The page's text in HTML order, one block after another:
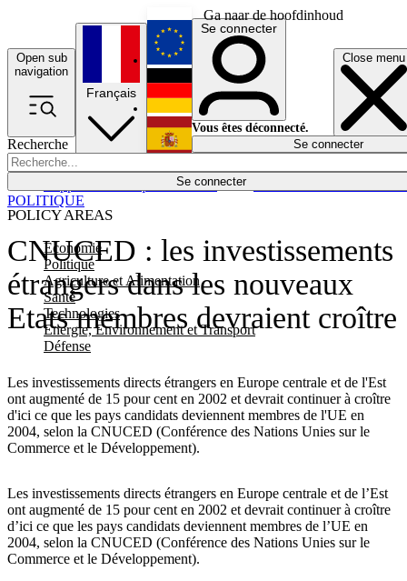
Ga naar de hoofdinhoud
Open sub
navigation
Close menu
Recherche
Se connecter
POLICY AREAS
Economie
Politique
Agriculture et Alimentation
Santé
Technologies
Energie, Environnement et Transport
Défense
Économie
Français
English
Deutsch
Español
Se connecter
Vous êtes déconnecté.
Se connecter
CNUCED : les investissements
étrangers dans les nouveaux
Etats membres devraient croître
Les investissements directs étrangers en Europe centrale et de l'Est
ont augmenté de 15 pour cent en 2002 et devrait continuer à croître
d'ici ce que les pays candidats deviennent membres de l'UE en
2004, selon la CNUCED (Conférence des Nations Unies sur le
Commerce et le Développement).
POLITIQUE
Les investissements directs étrangers en Europe centrale et de l’Est
ont augmenté de 15 pour cent en 2002 et devrait continuer à croître
d’ici ce que les pays candidats deviennent membres de l’UE en
2004, selon la CNUCED (Conférence des Nations Unies sur le
Commerce et le Développement).